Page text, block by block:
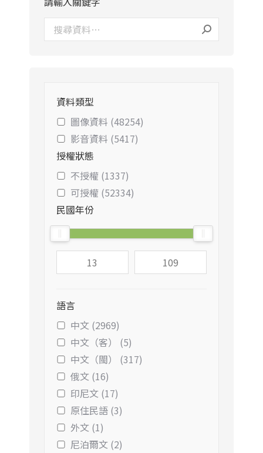
資料類型
圖像資料 (48254)
影音資料 (5417)
授權狀態
不授權 (1337)
可授權 (52334)
民國年份
語言
中文 (2969)
中文（客） (5)
中文（閩） (317)
俄文 (16)
印尼文 (17)
原住民語 (3)
外文 (1)
尼泊爾文 (2)